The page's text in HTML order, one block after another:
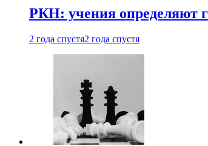
РКН: учения определяют
2 года спустя2 года спустя